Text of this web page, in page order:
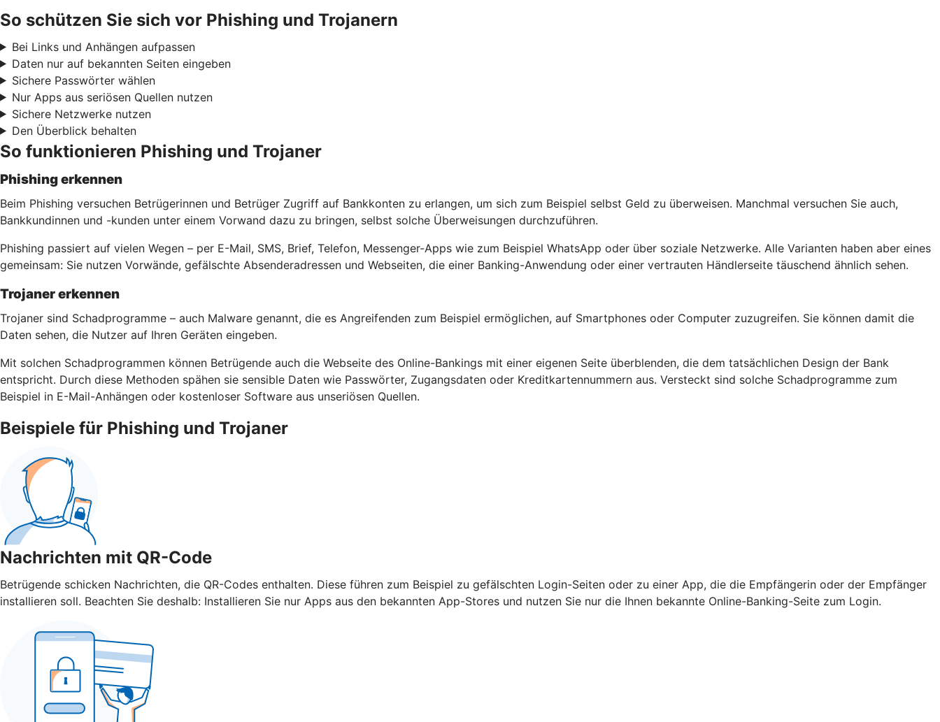
So schützen Sie sich vor Phishing und Trojanern
Bei Links und Anhängen aufpassen
Daten nur auf bekannten Seiten eingeben
Sichere Passwörter wählen
Nur Apps aus seriösen Quellen nutzen
Sichere Netzwerke nutzen
Den Überblick behalten
So funktionieren Phishing und Trojaner
Phishing erkennen
Beim Phishing versuchen Betrügerinnen und Betrüger Zugriff auf Bankkonten zu erlangen, um sich zum Beispiel selbst Geld zu überweisen. Manchmal versuchen Sie auch,
Bankkundinnen und -kunden unter einem Vorwand dazu zu bringen, selbst solche Überweisungen durchzuführen.
Phishing passiert auf vielen Wegen – per E-Mail, SMS, Brief, Telefon, Messenger-Apps wie zum Beispiel WhatsApp oder über soziale Netzwerke. Alle Varianten haben aber eines
gemeinsam: Sie nutzen Vorwände, gefälschte Absenderadressen und Webseiten, die einer Banking-Anwendung oder einer vertrauten Händlerseite täuschend ähnlich sehen.
Trojaner erkennen
Trojaner sind Schadprogramme – auch Malware genannt, die es Angreifenden zum Beispiel ermöglichen, auf Smartphones oder Computer zuzugreifen. Sie können damit die
Daten sehen, die Nutzer auf Ihren Geräten eingeben.
Mit solchen Schadprogrammen können Betrügende auch die Webseite des Online-Bankings mit einer eigenen Seite überblenden, die dem tatsächlichen Design der Bank
entspricht. Durch diese Methoden spähen sie sensible Daten wie Passwörter, Zugangsdaten oder Kreditkartennummern aus. Versteckt sind solche Schadprogramme zum
Beispiel in E-Mail-Anhängen oder kostenloser Software aus unseriösen Quellen.
Beispiele für Phishing und Trojaner
Nachrichten mit QR-Code
Betrügende schicken Nachrichten, die QR-Codes enthalten. Diese führen zum Beispiel zu gefälschten Login-Seiten oder zu einer App, die die Empfängerin oder der Empfänger
installieren soll. Beachten Sie deshalb: Installieren Sie nur Apps aus den bekannten App-Stores und nutzen Sie nur die Ihnen bekannte Online-Banking-Seite zum Login.